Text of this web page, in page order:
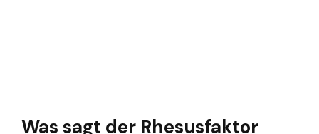
Was sagt der Rhesusfaktor